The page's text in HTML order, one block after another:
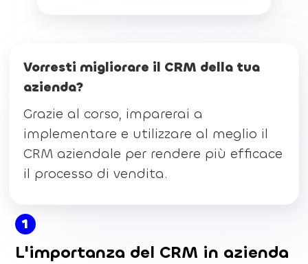
Vorresti migliorare il CRM della tua
azienda?
Grazie al corso, imparerai a
implementare e utilizzare al meglio il
CRM aziendale per rendere più efficace
il processo di vendita.
1
L'importanza del CRM in azienda